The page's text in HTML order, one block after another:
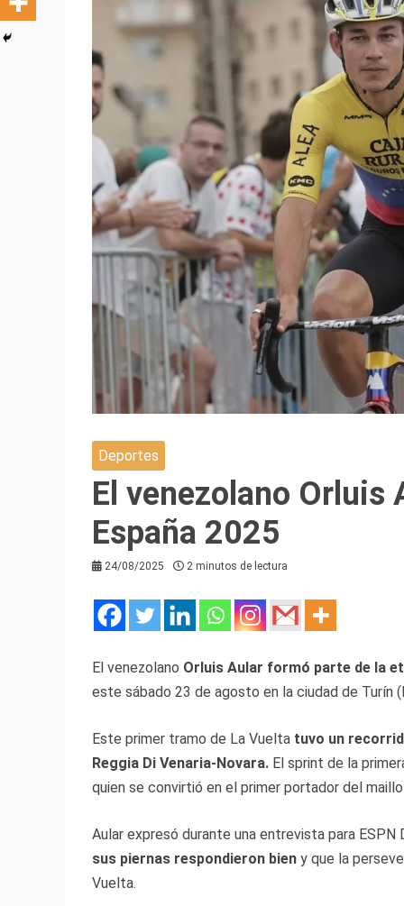
Deportes
El venezolano Orluis
España 2025
24/08/2025 2 minutos de lectura
El venezolano Orluis Aular formó parte de la
este sábado 23 de agosto en la ciudad de Turín
Este primer tramo de La Vuelta tuvo un
Reggia Di Venaria-Novara. El sprint de la
quien se convirtió en el primer portador del
Aular expresó durante una entrevista para
sus piernas respondieron bien y que la
Vuelta.